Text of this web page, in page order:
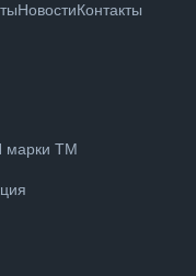
НовостиКонтакты
марки ТМ